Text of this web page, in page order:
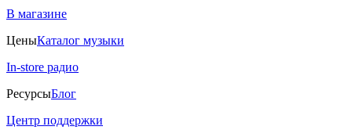
В магазине
ЦеныКаталог музыки
In-store радио
РесурсыБлог
Центр поддержки